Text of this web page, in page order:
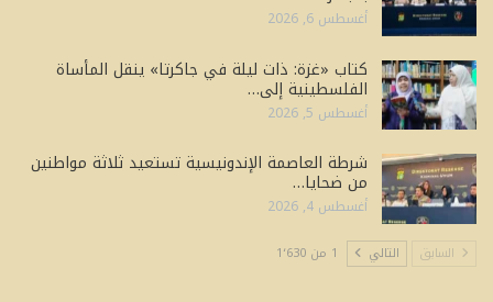
أغسطس 6, 2026
كتاب «غزة: ذات ليلة في جاكرتا» ينقل المأساة
الفلسطينية إلى…
أغسطس 5, 2026
شرطة العاصمة الإندونيسية تستعيد ثلاثة مواطنين
من ضحايا…
أغسطس 4, 2026
السابق التالي 1 من 1٬630